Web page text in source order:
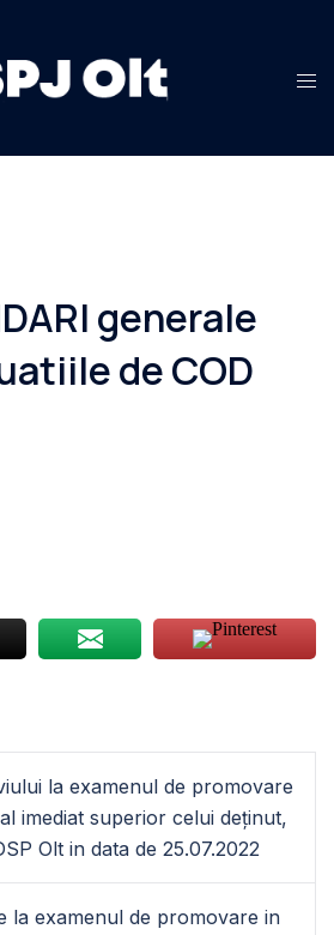
generale
de COD
la examenul de promovare
imediat superior celui deținut,
Olt in data de 25.07.2022
la examenul de promovare in